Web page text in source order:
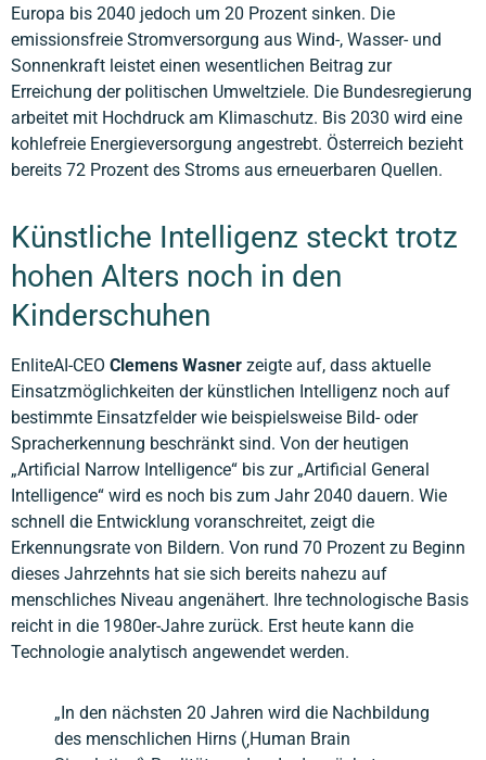
Europa bis 2040 jedoch um 20 Prozent sinken. Die
emissionsfreie Stromversorgung aus Wind-, Wasser- und
Sonnenkraft leistet einen wesentlichen Beitrag zur
Erreichung der politischen Umweltziele. Die Bundesregierung
arbeitet mit Hochdruck am Klimaschutz. Bis 2030 wird eine
kohlefreie Energieversorgung angestrebt. Österreich bezieht
bereits 72 Prozent des Stroms aus erneuerbaren Quellen.
Künstliche Intelligenz steckt trotz
hohen Alters noch in den
Kinderschuhen
EnliteAI-CEO Clemens Wasner zeigte auf, dass aktuelle
Einsatzmöglichkeiten der künstlichen Intelligenz noch auf
bestimmte Einsatzfelder wie beispielsweise Bild- oder
Spracherkennung beschränkt sind. Von der heutigen
„Artificial Narrow Intelligence“ bis zur „Artificial General
Intelligence“ wird es noch bis zum Jahr 2040 dauern. Wie
schnell die Entwicklung voranschreitet, zeigt die
Erkennungsrate von Bildern. Von rund 70 Prozent zu Beginn
dieses Jahrzehnts hat sie sich bereits nahezu auf
menschliches Niveau angenähert. Ihre technologische Basis
reicht in die 1980er-Jahre zurück. Erst heute kann die
Technologie analytisch angewendet werden.
„In den nächsten 20 Jahren wird die Nachbildung
des menschlichen Hirns (‚Human Brain